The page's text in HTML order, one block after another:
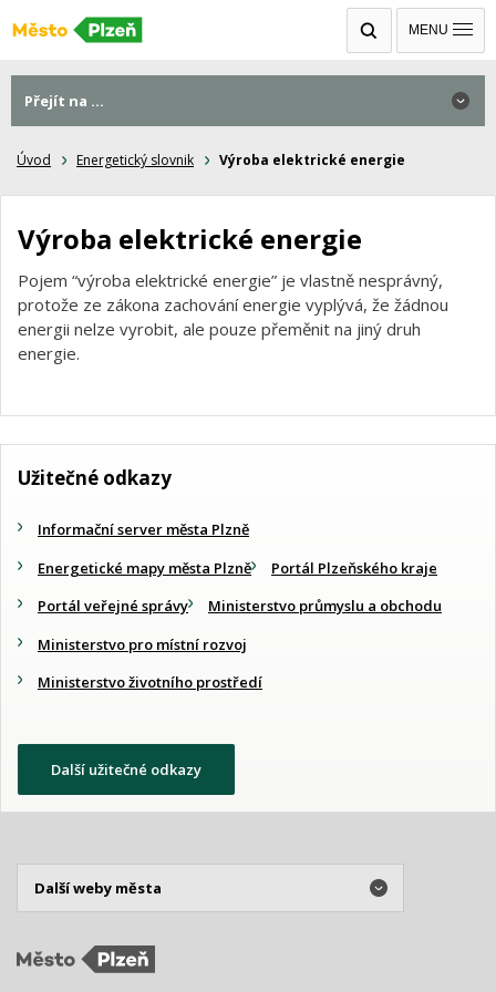
MENU
Úvod Energetický slovnik Výroba elektrické energie
Výroba elektrické energie
Pojem “výroba elektrické energie” je vlastně nesprávný,
protože ze zákona zachování energie vyplývá, že žádnou
energii nelze vyrobit, ale pouze přeměnit na jiný druh
energie.
Přejít na ...
Užitečné odkazy
Informační server města Plzně
Energetické mapy města Plzně
Portál Plzeňského kraje
Portál veřejné správy
Ministerstvo průmyslu a obchodu
Ministerstvo pro místní rozvoj
Ministerstvo životního prostředí
Další užitečné odkazy